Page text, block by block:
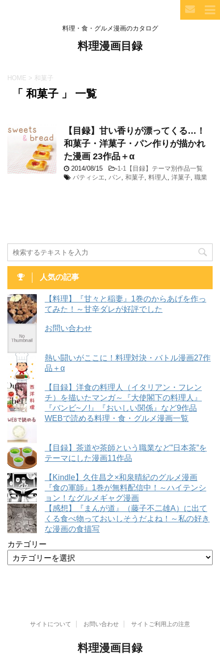
料理・食・グルメ漫画のカタログ
料理漫画目録
HOME > 和菓子
「 和菓子 」 一覧
【目録】甘い香りが漂ってくる…！
和菓子・洋菓子・パン作りが描かれ
た漫画 23作品＋α
2014/08/15 -1-1【目録】テーマ別作品一覧
パティシエ, パン, 和菓子, 料理人 , 洋菓子, 職業
人気の記事
【料理】『甘々と稲妻』1巻のからあげを作っ
てみた！～甘辛ダレが好評でした
お問い合わせ
熱い闘いがここに！料理対決・バトル漫画27作
品＋α
【目録】洋食の料理人（イタリアン・フレン
チ）を描いたマンガ～『大使閣下の料理人』
『バンビ~ノ!』『おいしい関係』など9作品
WEBで読める料理・食・グルメ漫画一覧
【目録】茶道や茶師という職業など”日本茶”を
テーマにした漫画11作品
【Kindle】久住昌之×和泉晴紀のグルメ漫画
『食の軍師』1巻が無料配信中！～ハイテンシ
ョン！なグルメギャグ漫画
【感想】『まんが道』（藤子不二雄A）に出て
くる食べ物っておいしそうだよね！～私の好き
な漫画の食描写
カテゴリー
サイトについて お問い合わせ サイトご利用上の注意
料理漫画目録